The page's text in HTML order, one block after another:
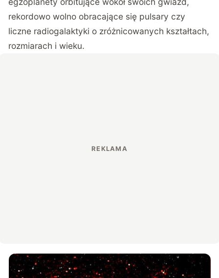
rekordowo wolno obracające się pulsary czy
liczne radiogalaktyki o zróżnicowanych kształtach,
rozmiarach i wieku.